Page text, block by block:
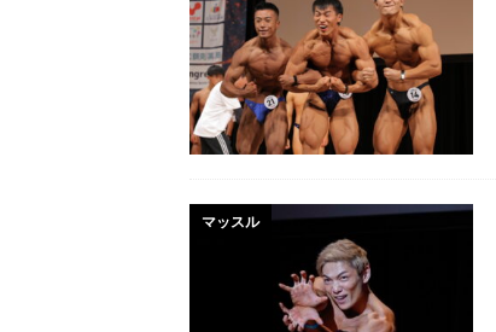
マッスル